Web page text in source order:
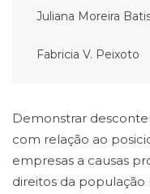
Juliana Moreira
Fabricia V. Peixoto
Demonstrar
com relação ao
empresas a causas
direitos da população